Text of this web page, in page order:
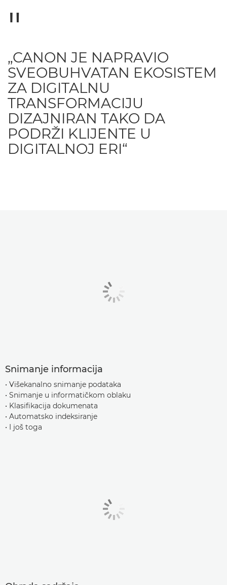
„CANON JE NAPRAVIO
SVEOBUHVATAN EKOSISTEM
ZA DIGITALNU
TRANSFORMACIJU
DIZAJNIRAN TAKO DA
PODRŽI KLIJENTE U
DIGITALNOJ ERI“
Snimanje informacija
• Višekanalno snimanje podataka
• Snimanje u informatičkom oblaku
• Klasifikacija dokumenata
• Automatsko indeksiranje
• I još toga